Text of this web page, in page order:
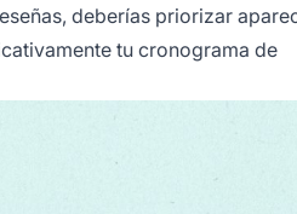
deberías priorizar
tu cronograma de